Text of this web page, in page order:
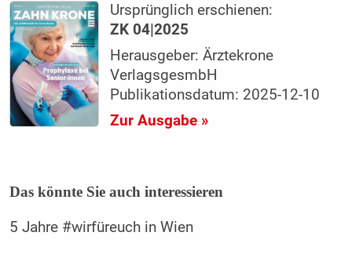
Ursprünglich erschienen:
ZK 04|2025
Herausgeber: Ärztekrone
VerlagsgesmbH
Publikationsdatum: 2025-12-10
Zur Ausgabe »
Das könnte Sie auch interessieren
5 Jahre #wirfüreuch in Wien